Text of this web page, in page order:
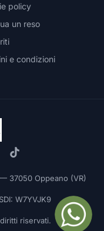
policy
un reso
e condizioni
37050 Oppeano (VR)
W7YVJK9
riservati.